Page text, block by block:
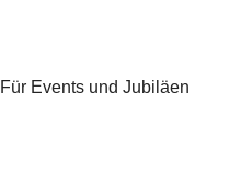
Für Events und Jubiläen